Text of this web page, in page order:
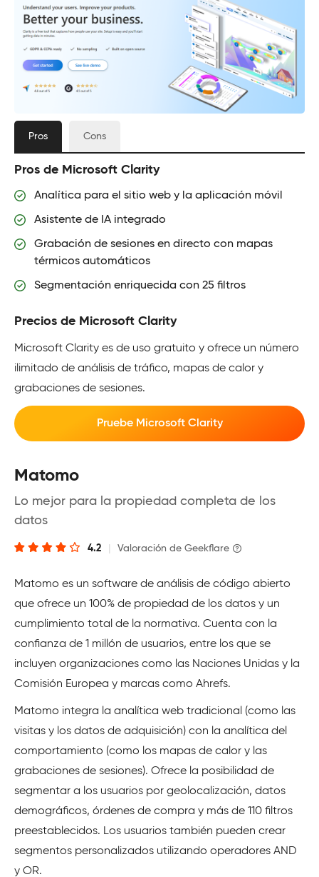
Pros Cons
Pros de Microsoft Clarity
Analítica para el sitio web y la aplicación móvil
Asistente de IA integrado
Grabación de sesiones en directo con mapas
térmicos automáticos
Segmentación enriquecida con 25 filtros
Precios de Microsoft Clarity
Microsoft Clarity es de uso gratuito y ofrece un número
ilimitado de análisis de tráfico, mapas de calor y
grabaciones de sesiones.
Pruebe Microsoft Clarity
Matomo
Lo mejor para la propiedad completa de los
datos
4.2 Valoración de Geekflare
Matomo es un software de análisis de código abierto
que ofrece un 100% de propiedad de los datos y un
cumplimiento total de la normativa. Cuenta con la
confianza de 1 millón de usuarios, entre los que se
incluyen organizaciones como las Naciones Unidas y la
Comisión Europea y marcas como Ahrefs.
Matomo integra la analítica web tradicional (como las
visitas y los datos de adquisición) con la analítica del
comportamiento (como los mapas de calor y las
grabaciones de sesiones). Ofrece la posibilidad de
segmentar a los usuarios por geolocalización, datos
demográficos, órdenes de compra y más de 110 filtros
preestablecidos. Los usuarios también pueden crear
segmentos personalizados utilizando operadores AND
y OR.